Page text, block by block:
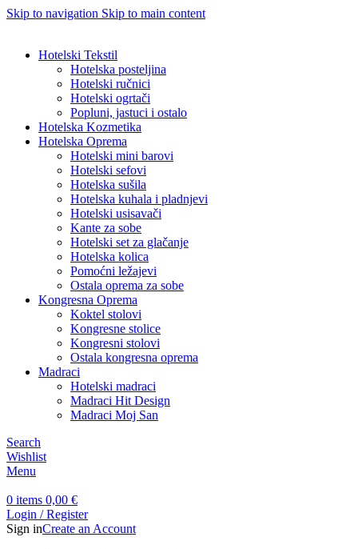
Skip to navigation Skip to main content
Hotelski Tekstil
Hotelska posteljina
Hotelski ručnici
Hotelski ogrtači
Popluni, jastuci i ostalo
Hotelska Kozmetika
Hotelska Oprema
Hotelski mini barovi
Hotelski sefovi
Hotelska sušila
Hotelska kuhala i pladnjevi
Hotelski usisavači
Kante za sobe
Hotelski set za glačanje
Hotelska kolica
Pomoćni ležajevi
Ostala oprema za sobe
Kongresna Oprema
Koktel stolovi
Kongresne stolice
Kongresni stolovi
Ostala kongresna oprema
Madraci
Hotelski madraci
Madraci Hit Design
Madraci Moj San
Search
Wishlist
Menu
0 items 0,00 €
Login / Register
Sign inCreate an Account